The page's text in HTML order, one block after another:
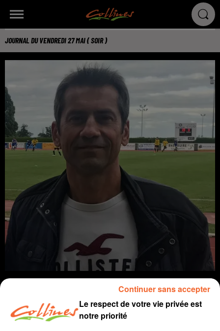
JOURNAL DU VENDREDI 27 MAI ( SOIR )
Infos
Le respect de votre vie privée est
notre priorité
Continuer sans accepter